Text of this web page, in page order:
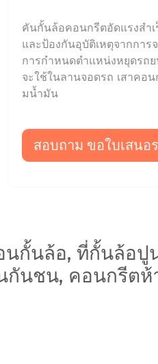
คันกั้นล้อคอนกรีตอัดแรงสำเ
และป้องกันอุบัติเหตุจากการ
การกำหนดตำแหน่งหยุดรถ
จะใช้ในลานจอดรถ เสาคอ
มน้ำมัน
สอบถาม ขอใบเสนอ
นกั้นล้อ, ที่กั้นล้อปู
นชน, คอนกรีตห้